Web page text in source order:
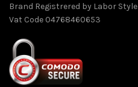
Brand Registrered by Labor Style
Vat Code 04768460653